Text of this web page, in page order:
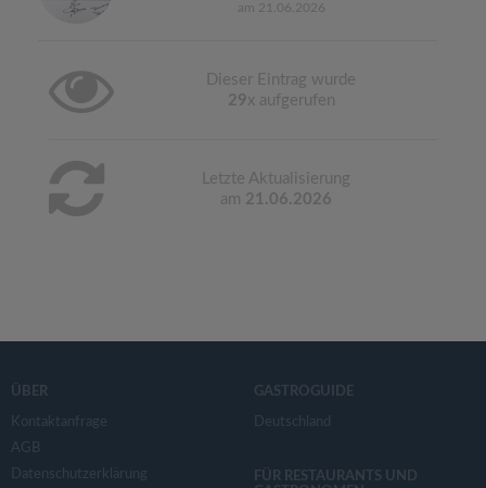
am 21.06.2026
Dieser Eintrag wurde
29x aufgerufen
Letzte Aktualisierung
am 21.06.2026
ÜBER
Kontaktanfrage
AGB
Datenschutzerklärung
GASTROGUIDE
Deutschland
FÜR RESTAURANTS UND